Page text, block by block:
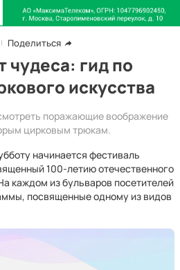
Поделиться
чудеса: гид по
искусства
поражающие воображение
цирковым трюкам.
начинается фестиваль
100-летию отечественного
каждом из бульваров посетителей
посвященные одному из видов